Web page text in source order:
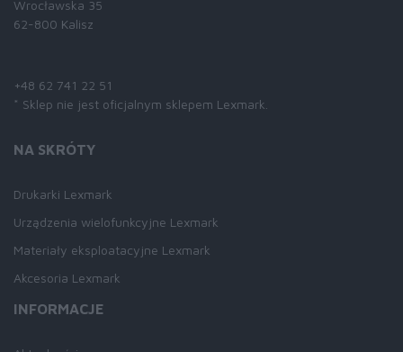
Wrocławska 35
62-800 Kalisz
+48 62 741 22 51
* Sklep nie jest oficjalnym sklepem Lexmark.
NA SKRÓTY
Drukarki Lexmark
Urządzenia wielofunkcyjne Lexmark
Materiały eksploatacyjne Lexmark
Akcesoria Lexmark
INFORMACJE